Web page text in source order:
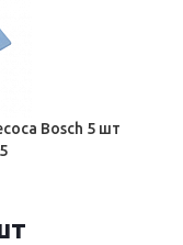
Bosch 5 шт